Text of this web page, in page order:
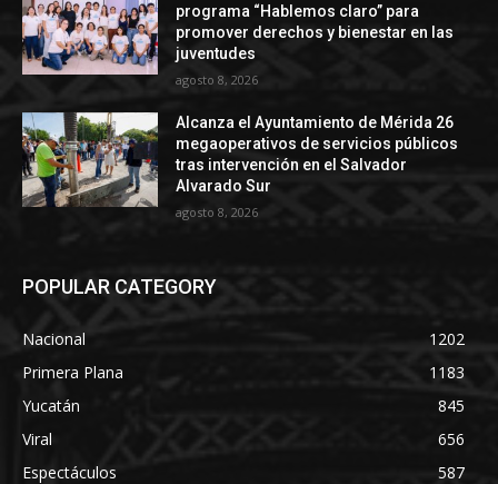
programa “Hablemos claro” para
promover derechos y bienestar en las
juventudes
agosto 8, 2026
Alcanza el Ayuntamiento de Mérida 26
megaoperativos de servicios públicos
tras intervención en el Salvador
Alvarado Sur
agosto 8, 2026
POPULAR CATEGORY
Nacional
1202
Primera Plana
1183
Yucatán
845
Viral
656
Espectáculos
587